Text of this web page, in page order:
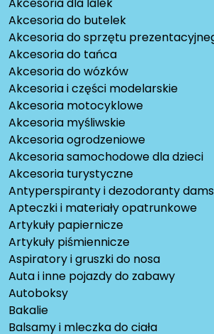
Akcesoria do butelek
Akcesoria do sprzętu
Akcesoria do tańca
Akcesoria do wózków
Akcesoria i części modelarskie
Akcesoria motocyklowe
Akcesoria myśliwskie
Akcesoria ogrodzeniowe
Akcesoria samochodowe dla dzieci
Akcesoria turystyczne
Antyperspiranty i dezodoranty
Apteczki i materiały opatrunkowe
Artykuły papiernicze
Artykuły piśmiennicze
Aspiratory i gruszki do nosa
Auta i inne pojazdy do zabawy
Autoboksy
Bakalie
Balsamy i mleczka do ciała